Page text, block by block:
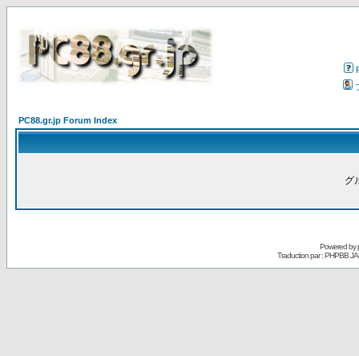
PC88.gr.jp Forum Index
グ
Powered by
Traduction par : PHPBB